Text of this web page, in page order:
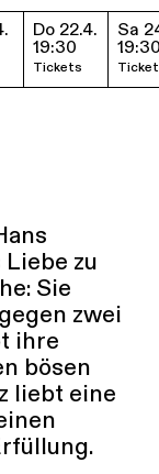
Do 22.4.
19:30
Tickets
Sa
zu
Sie
zwei
ihre
bösen
liebt eine